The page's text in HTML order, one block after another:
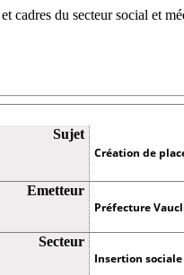
cadres du secteur social et
Sujet
Création de
Emetteur
Préfecture
Secteur
Insertion sociale